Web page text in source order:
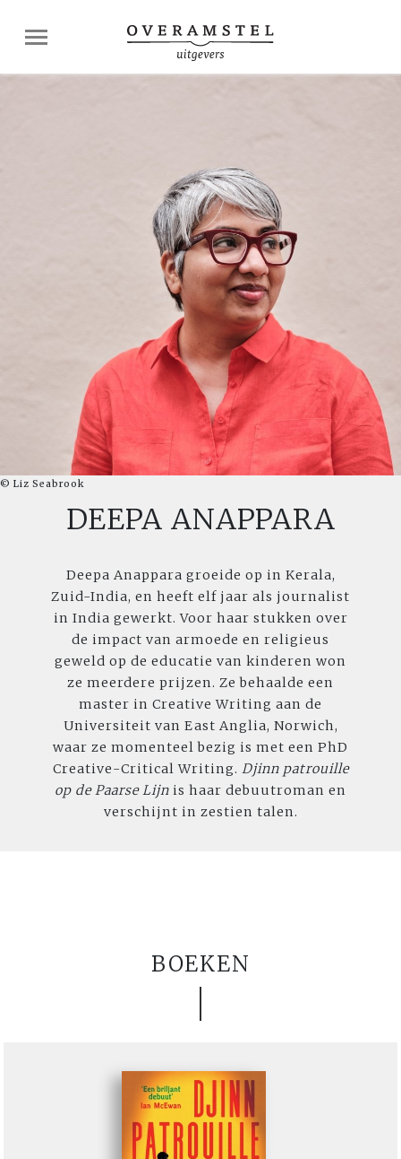
© Liz Seabrook
DEEPA ANAPPARA
Deepa Anappara groeide op in Kerala,
Zuid-India, en heeft elf jaar als journalist
in India gewerkt. Voor haar stukken over
de impact van armoede en religieus
geweld op de educatie van kinderen won
ze meerdere prijzen. Ze behaalde een
master in Creative Writing aan de
Universiteit van East Anglia, Norwich,
waar ze momenteel bezig is met een PhD
Creative-Critical Writing. Djinn patrouille
op de Paarse Lijn is haar debuutroman en
verschijnt in zestien talen.
BOEKEN